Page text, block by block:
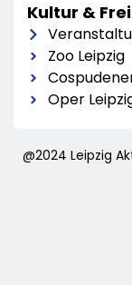
Kultur &
Zoo Leipzig
Oper
@2024 Leipzig